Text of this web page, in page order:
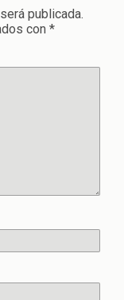
publicada.
con *